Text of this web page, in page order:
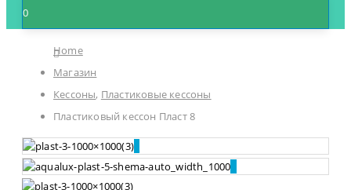
0
Home
Магазин
Кессоны, Пластиковые кессоны
Пластиковый кессон Пласт 8